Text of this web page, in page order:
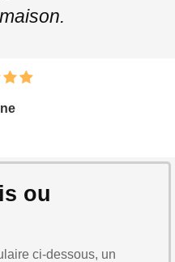
ou
ci-dessous, un